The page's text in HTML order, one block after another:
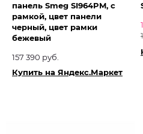
панель Smeg SI964PM, с
рамкой, цвет панели
черный, цвет рамки
бежевый
157 390 руб.
Купить на Яндекс.Маркет